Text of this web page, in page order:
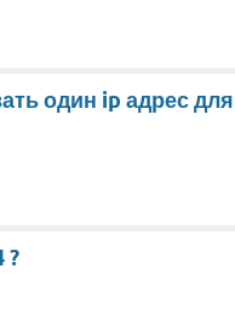
один ip адрес для
?